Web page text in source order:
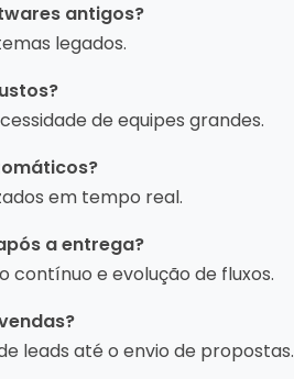
antigos?
legados.
de equipes grandes.
em tempo real.
a entrega?
e evolução de fluxos.
leads até o envio de propostas.